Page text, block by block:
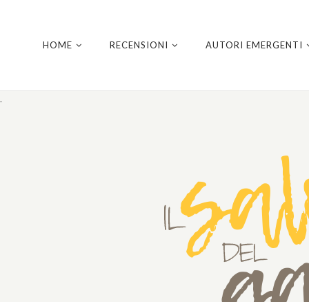
.
HOME RECENSIONI AUTORI EMERGENTI